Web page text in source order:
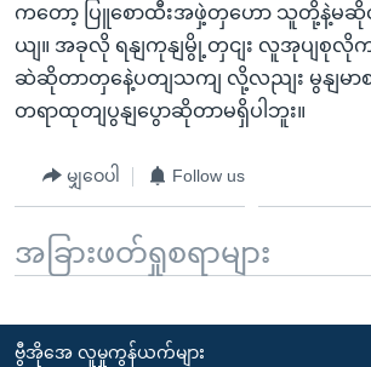
ကတော့ ပြူစောထီးအဖှဲ့တှဟော သူတို့နဲ့မဆိုင
ယျ။ အခုလို ရနျကုနျမွို့တှငျး လူအုပျစုလိုက
ဆဲဆိုတာတှနေဲ့ပတျသကျ လို့လညျး မွနျမာ
တရာထုတျပွနျပွောဆိုတာမရှိပါဘူး။
မျှဝေပါ Follow us
အခြားဖတ်ရှုစရာများ
ဗွီအိုအေ လူမှုကွန်ယက်များ